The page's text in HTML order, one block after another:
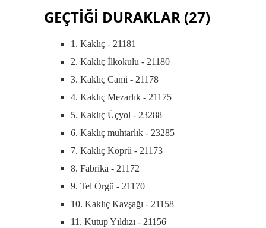
GEÇTİĞİ DURAKLAR (27)
1. Kaklıç - 21181
2. Kaklıç İlkokulu - 21180
3. Kaklıç Cami - 21178
4. Kaklıç Mezarlık - 21175
5. Kaklıç Üçyol - 23288
6. Kaklıç muhtarlık - 23285
7. Kaklıç Köprü - 21173
8. Fabrika - 21172
9. Tel Örgü - 21170
10. Kaklıç Kavşağı - 21158
11. Kutup Yıldızı - 21156